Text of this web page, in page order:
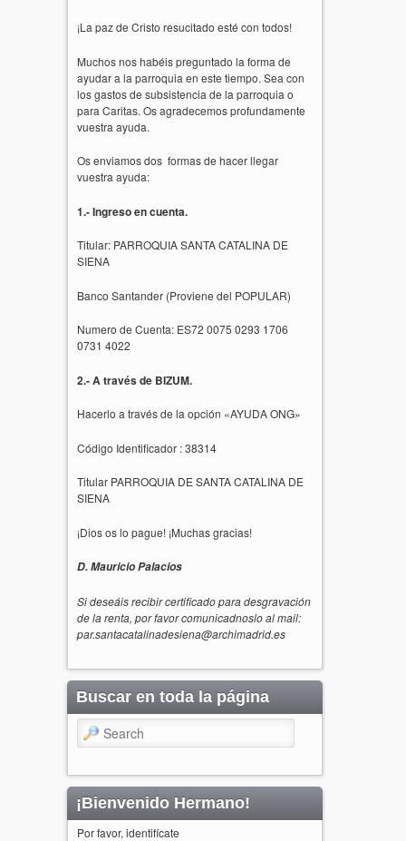
¡La paz de Cristo resucitado esté con todos!
Muchos nos habéis preguntado la forma de
ayudar a la parroquia en este tiempo. Sea con
los gastos de subsistencia de la parroquia o
para Caritas. Os agradecemos profundamente
vuestra ayuda.
Os enviamos dos formas de hacer llegar
vuestra ayuda:
1.- Ingreso en cuenta.
Titular: PARROQUIA SANTA CATALINA DE
SIENA
Banco Santander (Proviene del POPULAR)
Numero de Cuenta: ES72 0075 0293 1706
0731 4022
2.- A través de BIZUM.
Hacerlo a través de la opción «AYUDA ONG»
Código Identificador : 38314
Titular PARROQUIA DE SANTA CATALINA DE
SIENA
¡Dios os lo pague! ¡Muchas gracias!
D. Mauricio Palacios
Si deseáis recibir certificado para desgravación
de la renta, por favor comunicadnoslo al mail:
par.santacatalinadesiena@archimadrid.es
Buscar en toda la página
Search
¡Bienvenido Hermano!
Por favor, identifícate